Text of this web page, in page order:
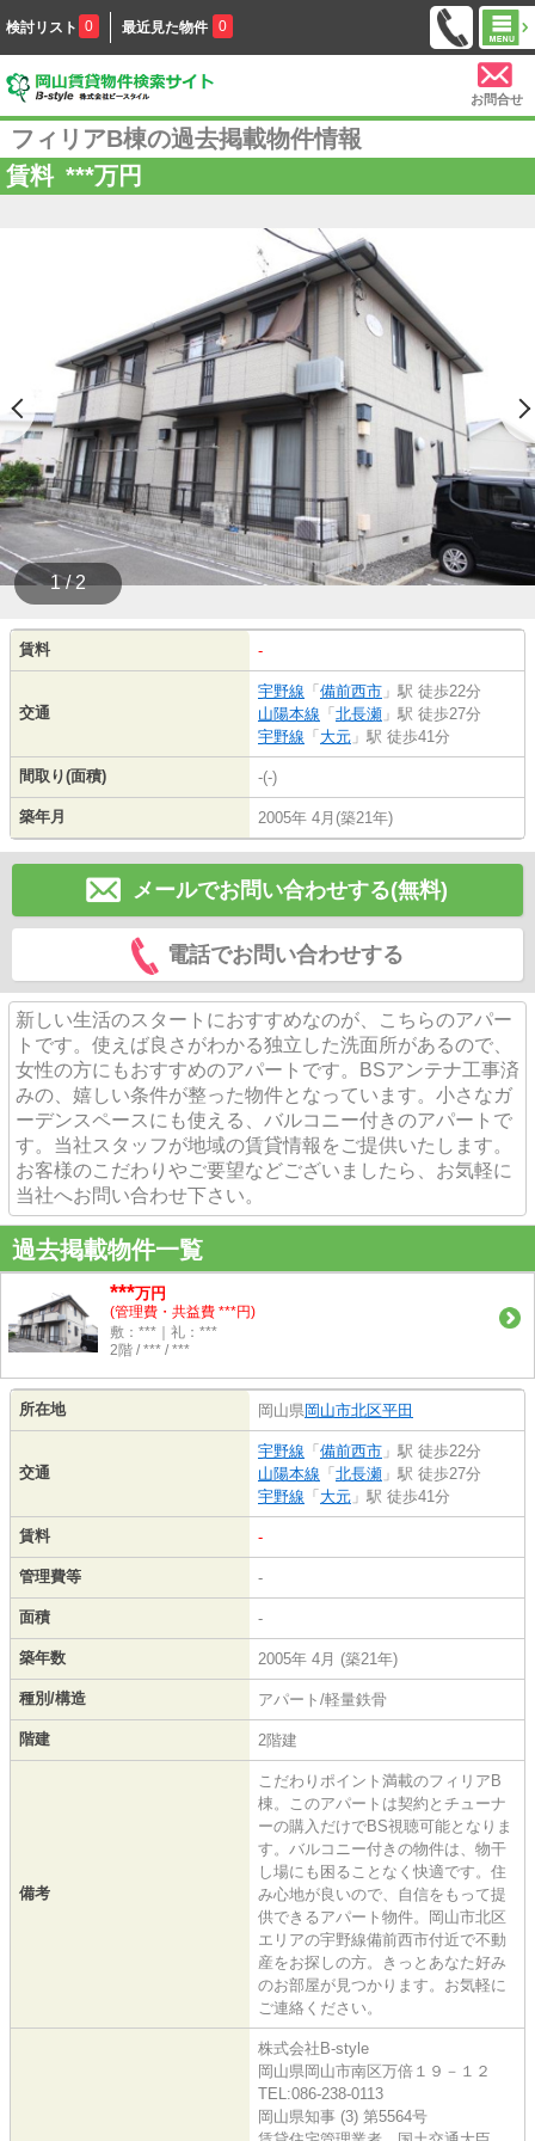
検討リスト 0 最近見た物件 0
お問合せ
フィリアB棟の過去掲載物件情報
賃料 ***万円
1 / 2
賃料 -
交通
宇野線 「 備前西市 」駅 徒歩22分
山陽本線 「 北長瀬 」駅 徒歩27分
宇野線 「 大元 」駅 徒歩41分
間取り(面積) -(-)
築年月 2005年 4月(築21年)
メールでお問い合わせする(無料)
電話でお問い合わせする
新しい生活のスタートにおすすめなのが、こちらのアパー
トです。使えば良さがわかる独立した洗面所があるので、
女性の方にもおすすめのアパートです。BSアンテナ工事済
みの、嬉しい条件が整った物件となっています。小さなガ
ーデンスペースにも使える、バルコニー付きのアパートで
す。当社スタッフが地域の賃貸情報をご提供いたします。
お客様のこだわりやご要望などございましたら、お気軽に
当社へお問い合わせ下さい。
過去掲載物件一覧
***万円
(管理費・共益費 ***円)
敷：***｜礼：***
2階 / *** / ***
所在地 岡山県岡山市北区平田
交通
宇野線 「 備前西市 」駅 徒歩22分
山陽本線 「 北長瀬 」駅 徒歩27分
宇野線 「 大元 」駅 徒歩41分
賃料 -
管理費等 -
面積 -
築年数 2005年 4月 (築21年)
種別/構造 アパート/軽量鉄骨
階建 2階建
備考
こだわりポイント満載のフィリアB
棟。このアパートは契約とチューナ
ーの購入だけでBS視聴可能となりま
す。バルコニー付きの物件は、物干
し場にも困ることなく快適です。住
み心地が良いので、自信をもって提
供できるアパート物件。岡山市北区
エリアの宇野線備前西市付近で不動
産をお探しの方。きっとあなた好み
のお部屋が見つかります。お気軽に
ご連絡ください。
株式会社B-style
岡山県岡山市南区万倍１９－１２
TEL:086-238-0113
岡山県知事 (3) 第5564号